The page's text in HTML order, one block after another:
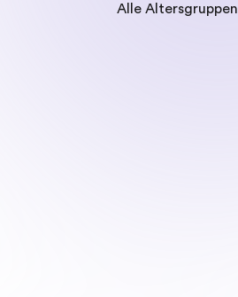
Alle Altersgruppen